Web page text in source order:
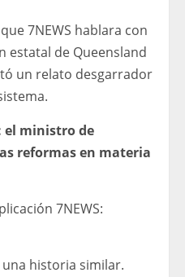
7NEWS hablara con
estatal de Queensland
un relato desgarrador
el ministro de
reformas en materia
7NEWS:
historia similar.